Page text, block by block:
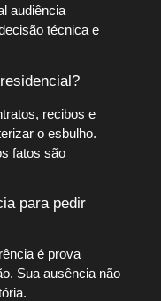
audiência
técnica e
recibos e
o esbulho.
fatos são
para pedir
é prova
Sua ausência não